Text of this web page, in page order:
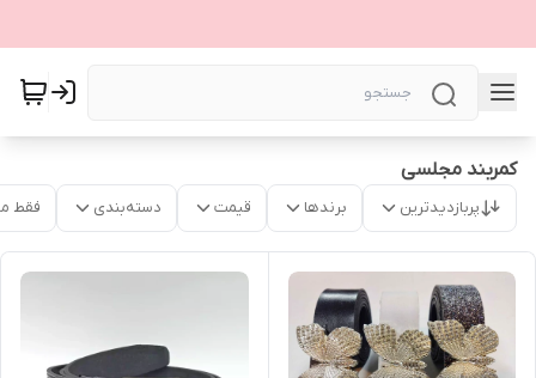
کمربند مجلسی
پربازدیدترین برندها قیمت دسته‌بندی فقط